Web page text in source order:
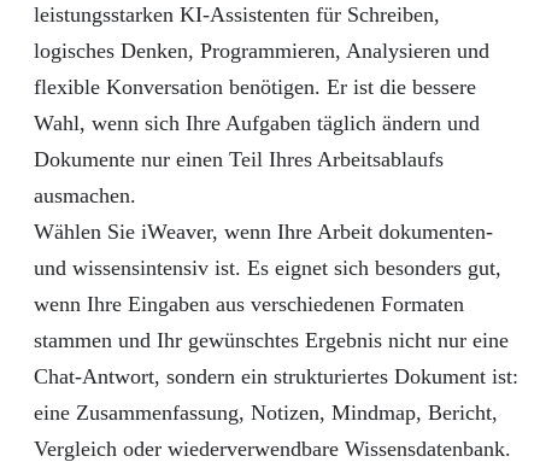
leistungsstarken KI-Assistenten für Schreiben,
logisches Denken, Programmieren, Analysieren und
flexible Konversation benötigen. Er ist die bessere
Wahl, wenn sich Ihre Aufgaben täglich ändern und
Dokumente nur einen Teil Ihres Arbeitsablaufs
ausmachen.
Wählen Sie iWeaver, wenn Ihre Arbeit dokumenten-
und wissensintensiv ist. Es eignet sich besonders gut,
wenn Ihre Eingaben aus verschiedenen Formaten
stammen und Ihr gewünschtes Ergebnis nicht nur eine
Chat-Antwort, sondern ein strukturiertes Dokument ist:
eine Zusammenfassung, Notizen, Mindmap, Bericht,
Vergleich oder wiederverwendbare Wissensdatenbank.